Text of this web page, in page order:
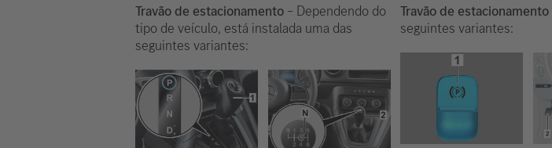
Travão de estacionamento – Dependendo do
tipo de veículo, está instalada uma das
seguintes variantes:
Travão de estacionamento
seguintes variantes: